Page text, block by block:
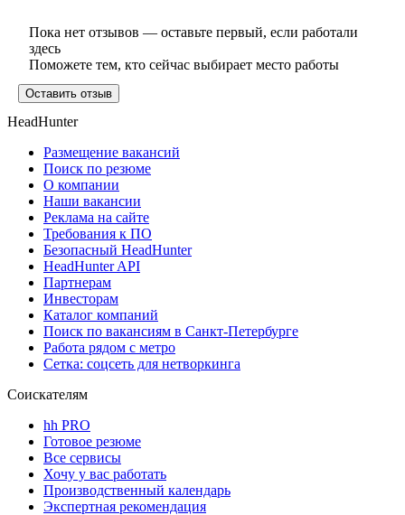
Пока нет отзывов — оставьте первый, если работали
здесь
Поможете тем, кто сейчас выбирает место работы
Оставить отзыв
HeadHunter
Размещение вакансий
Поиск по резюме
О компании
Наши вакансии
Реклама на сайте
Требования к ПО
Безопасный HeadHunter
HeadHunter API
Партнерам
Инвесторам
Каталог компаний
Поиск по вакансиям в Санкт-Петербурге
Работа рядом с метро
Сетка: соцсеть для нетворкинга
Соискателям
hh PRO
Готовое резюме
Все сервисы
Хочу у вас работать
Производственный календарь
Экспертная рекомендация